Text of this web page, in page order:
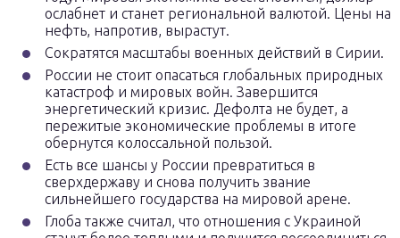
ослабнет и станет региональной валютой. Цены на
нефть, напротив, вырастут.
Сократятся масштабы военных действий в Сирии.
России не стоит опасаться глобальных природных
катастроф и мировых войн. Завершится
энергетический кризис. Дефолта не будет, а
пережитые экономические проблемы в итоге
обернутся колоссальной пользой.
Есть все шансы у России превратиться в
сверхдержаву и снова получить звание
сильнейшего государства на мировой арене.
Глоба также считал, что отношения с Украиной